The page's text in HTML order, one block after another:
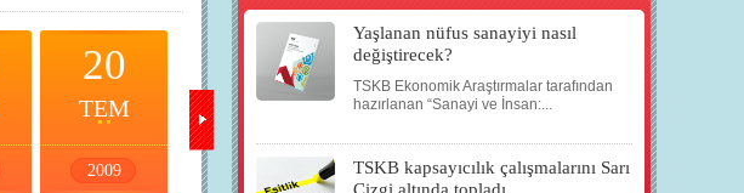
20
TEM
2009
05
AĞU
2009
08
AĞU
2009
AĞU
2009
14
AĞU
2009
Yaşlanan nüfus sanayiyi nasıl
değiştirecek?
TSKB Ekonomik Araştırmalar tarafından
hazırlanan “Sanayi ve İnsan:...
TSKB kapsayıcılık çalışmalarını Sarı